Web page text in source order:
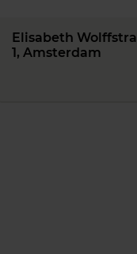
Elisabeth
1, Amsterdam